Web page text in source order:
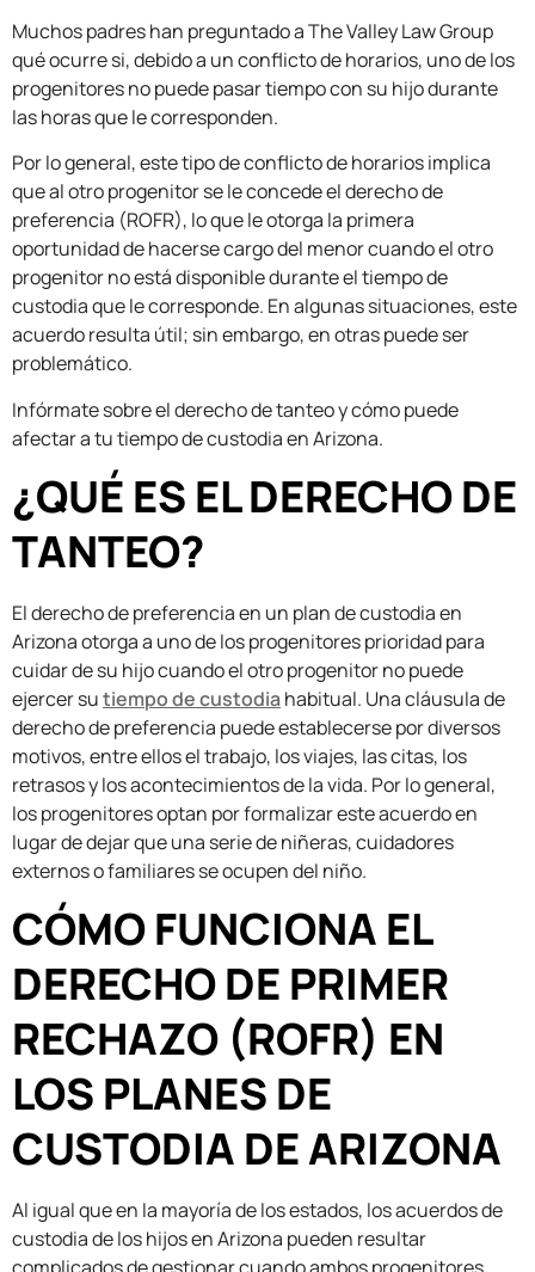
Muchos padres han preguntado a The Valley Law Group
qué ocurre si, debido a un conflicto de horarios, uno de los
progenitores no puede pasar tiempo con su hijo durante
las horas que le corresponden.
Por lo general, este tipo de conflicto de horarios implica
que al otro progenitor se le concede el derecho de
preferencia (ROFR), lo que le otorga la primera
oportunidad de hacerse cargo del menor cuando el otro
progenitor no está disponible durante el tiempo de
custodia que le corresponde. En algunas situaciones, este
acuerdo resulta útil; sin embargo, en otras puede ser
problemático.
Infórmate sobre el derecho de tanteo y cómo puede
afectar a tu tiempo de custodia en Arizona.
¿QUÉ ES EL DERECHO DE
TANTEO?
El derecho de preferencia en un plan de custodia en
Arizona otorga a uno de los progenitores prioridad para
cuidar de su hijo cuando el otro progenitor no puede
ejercer sutiempo de custodiahabitual. Una cláusula de
derecho de preferencia puede establecerse por diversos
motivos, entre ellos el trabajo, los viajes, las citas, los
retrasos y los acontecimientos de la vida. Por lo general,
los progenitores optan por formalizar este acuerdo en
lugar de dejar que una serie de niñeras, cuidadores
externos o familiares se ocupen del niño.
CÓMO FUNCIONA EL
DERECHO DE PRIMER
RECHAZO (ROFR) EN
LOS PLANES DE
CUSTODIA DE ARIZONA
Al igual que en la mayoría de los estados, los acuerdos de
custodia de los hijos en Arizona pueden resultar